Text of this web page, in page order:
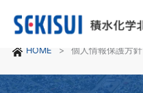
HOME 個人情報保護方針